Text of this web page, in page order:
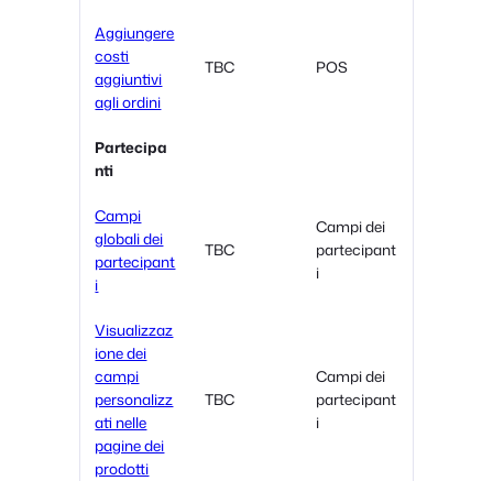
Aggiungere
costi
aggiuntivi
agli ordini
TBC POS
Partecipa
nti
Campi
globali dei
partecipant
i
TBC
Campi dei
partecipant
i
Visualizzaz
ione dei
campi
personalizz
ati nelle
pagine dei
prodotti
TBC
Campi dei
partecipant
i